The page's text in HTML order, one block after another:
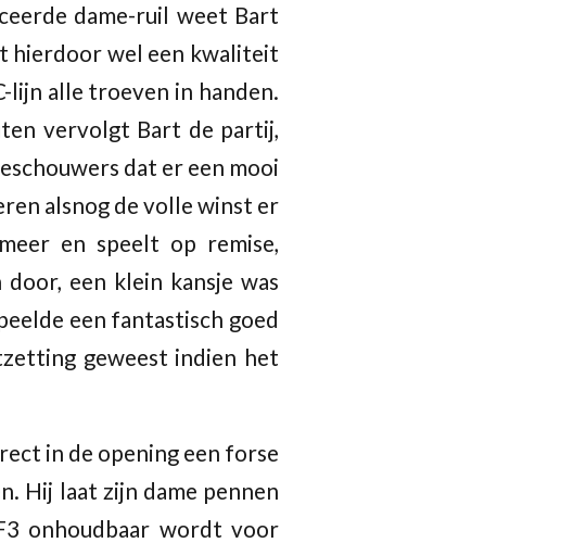
dame-ruil weet Bart
hierdoor wel een kwaliteit
lijn alle troeven in handen.
vervolgt Bart de partij,
dat er een mooi
alsnog de volle winst er
en speelt op remise,
een klein kansje was
een fantastisch goed
geweest indien het
in de opening een forse
Hij laat zijn dame pennen
onhoudbaar wordt voor